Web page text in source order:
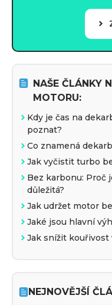
NAŠE ČLÁNKY
MOTORU:
Kdy je čas na
poznat?
Co znamená
Jak vyčistit turbo
Bez karbonu: Proč
důležitá?
Jak udržet motor
Jaké jsou hlavní
Jak snížit kouřivost
NEJNOVĚJŠÍ